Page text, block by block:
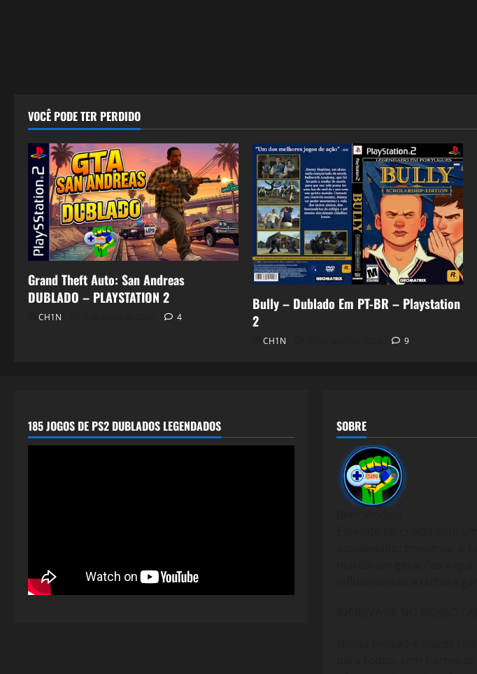
VOCÊ PODE TER PERDIDO
Grand Theft Auto: San Andreas
DUBLADO – PLAYSTATION 2
CH1N 4
Bully – Dublado Em PT-BR – Playstation
2
CH1N 9
185 JOGOS DE PS2 DUBLADOS LEGENDADOS SOBRE